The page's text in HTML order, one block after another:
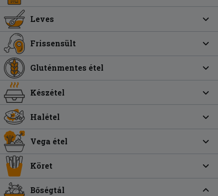
Leves
Frissensült
Gluténmentes étel
Készétel
Halétel
Vega étel
Köret
Bőségtál